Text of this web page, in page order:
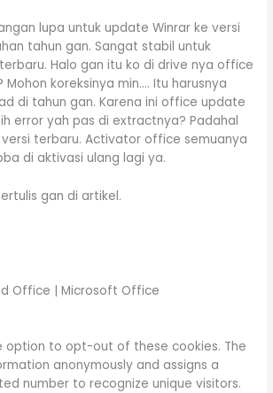
lupa untuk update Winrar ke versi
tahun gan. Sangat stabil untuk
Halo gan itu ko di drive nya office
Mohon koreksinya min…. Itu harusnya
di tahun gan. Karena ini office update
error yah pas di extractnya? Padahal
terbaru. Activator office semuanya
di aktivasi ulang lagi ya.
gan di artikel.
Office | Microsoft Office
option to opt-out of these cookies. The
anonymously and assigns a
number to recognize unique visitors.